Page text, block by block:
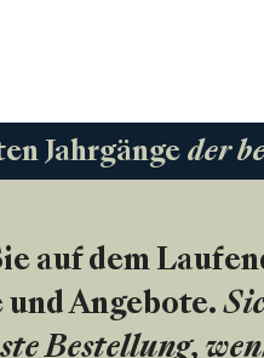
Jahrgänge der
auf dem
Angebote.
Bestellung,